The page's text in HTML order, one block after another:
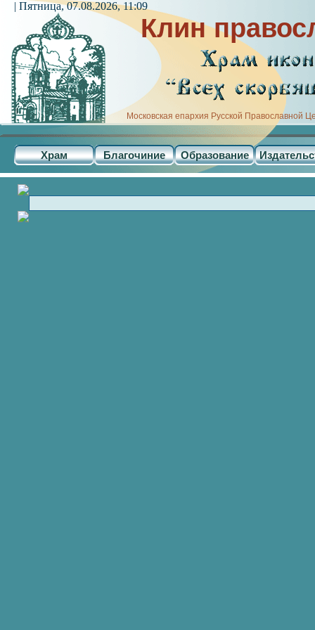
Клин
Московская епархия Русской Православной
Храм Благочиние Образование
| Пятница, 07.08.2026, 11:09